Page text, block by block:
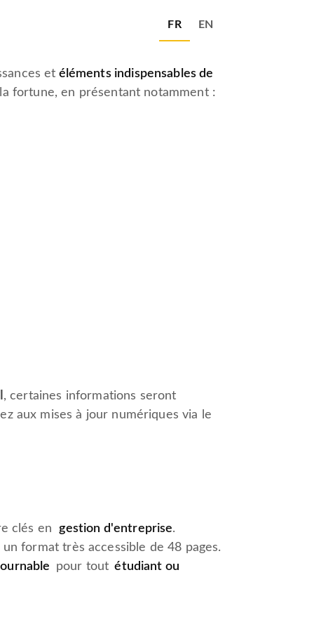
FR EN
et éléments indispensables de
fortune, en présentant notamment :
, certaines informations seront
aux mises à jour numériques via le
clés en gestion d'entreprise.
format très accessible de 48 pages.
pour tout étudiant ou